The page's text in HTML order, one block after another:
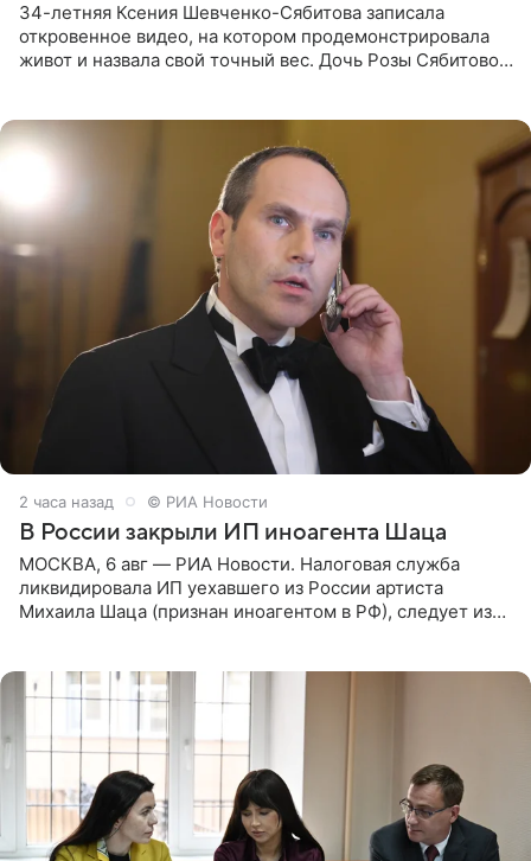
34-летняя Ксения Шевченко-Сябитова записала
откровенное видео, на котором продемонстрировала
живот и назвала свой точный вес. Дочь Розы Сябитовой
2 часа назад © РИА Новости
В России закрыли ИП иноагента Шаца
МОСКВА, 6 авг — РИА Новости. Налоговая служба
ликвидировала ИП уехавшего из России артиста
Михаила Шаца (признан иноагентом в РФ), следует из